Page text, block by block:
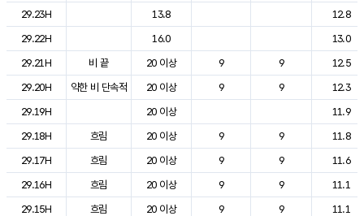
29.23H
13.8
12.8
29.22H
16.0
13.0
29.21H
비 끝 20 이상 9 9
12.5
29.20H
약한 비 단속적 20 이상 9 9
12.3
29.19H
20 이상
11.9
29.18H
흐림 20 이상 9 9
11.8
29.17H
흐림 20 이상 9 9
11.6
29.16H
흐림 20 이상 9 9
11.1
29.15H
흐림 20 이상 9 9
11.1